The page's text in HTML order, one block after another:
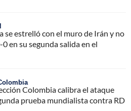
se estrelló con el muro de Irán y no
0 en su segunda salida en el
Colombia calibra el ataque
prueba mundialista contra RD